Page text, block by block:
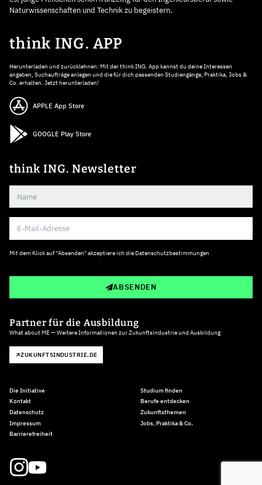
Naturwissenschaften und Technik zu begeistern.
think ING. APP
Herunterladen und zurücklehnen: Mit der think ING. App kannst du deine Interessen
angeben, Suchaufträge anlegen und die für dich passenden Studiengänge, Praktika, Jobs &
Co. erhalten. Jetzt herunterladen!
APPLE App Store
GOOGLE Play Store
think ING. Newsletter
Mit dem Klick auf "Absenden" akzeptiere ich die Datenschutzbestimmungen
ABSENDEN
Partner für die Ausbildung
What about ME — Weitere Informationen zur Zukunftsindustrie und Ausbildung
ZUKUNFTSINDUSTRIE.DE
Die Initiative
Kontakt
Datenschutz
Impressum
Barrierefreiheit
Studium finden
Berufe entdecken
Zukunftsthemen
Jobs, Praktika & Co.